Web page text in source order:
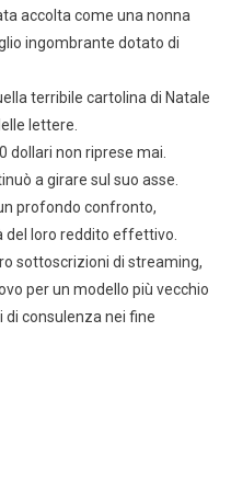
accolta come una nonna
ingombrante dotato di
terribile cartolina di Natale
lettere.
dollari non riprese mai.
a girare sul suo asse.
profondo confronto,
del loro reddito effettivo.
sottoscrizioni di streaming,
per un modello più vecchio
consulenza nei fine